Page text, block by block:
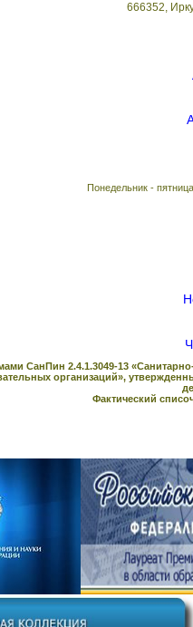
666352,
Понедельник -
СанПин 2.4.1.3049-13
организаций»,
Фактический